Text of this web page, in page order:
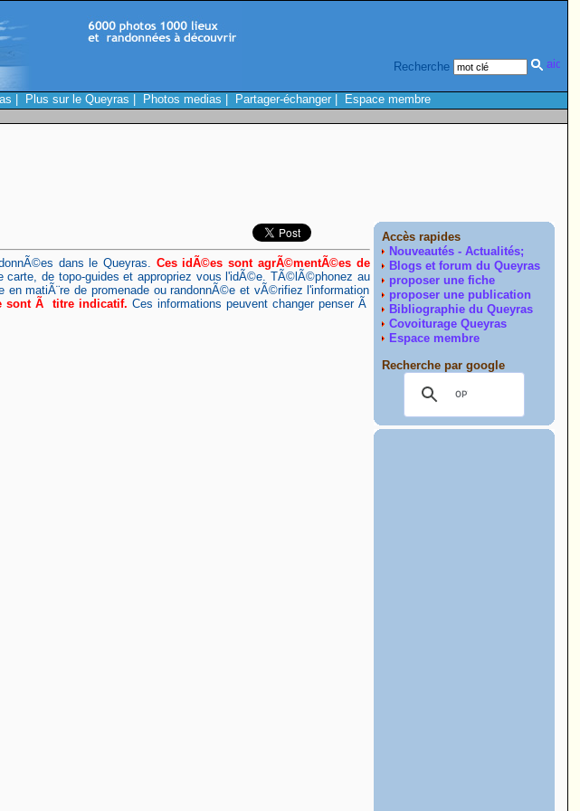
Recherche
Plus sur le Queyras Photos medias Partager-échanger|
Espace membre
dans le Queyras. Ces idÃ©es sont agrÃ©mentÃ©es de
de topo-guides et appropriez vous l'idÃ©e. TÃ©lÃ©phonez au
matiÃ¨re de promenade ou randonnÃ©e et vÃ©rifiez l'information
sont Ã titre indicatif. Ces informations peuvent changer penser Ã
Accès rapides
Nouveautés - Actualités;
Blogs et forum du Queyras
proposer une fiche
proposer une publication
Bibliographie du Queyras
Covoiturage Queyras
Espace membre
Recherche par google